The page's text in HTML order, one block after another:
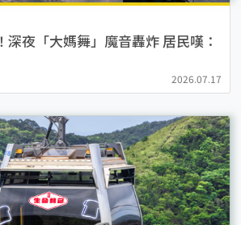
深夜「大媽舞」魔音轟炸 居民嘆：
2026.07.17